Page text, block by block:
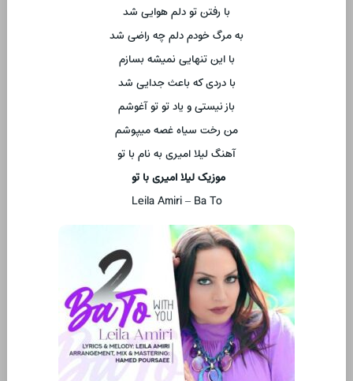
با رفتن تو دلم هوایی شد
به مرگ خودم دلم چه راضی شد
با این تنهایی نمیشه بسازم
با دردی که باعث جدایی شد
باز نیستی و یاد تو تو آغوشم
من رخت سیاه غصه میپوشم
آهنگ لیلا امیری به نام با تو
موزیک لیلا امیری با تو
Leila Amiri – Ba To